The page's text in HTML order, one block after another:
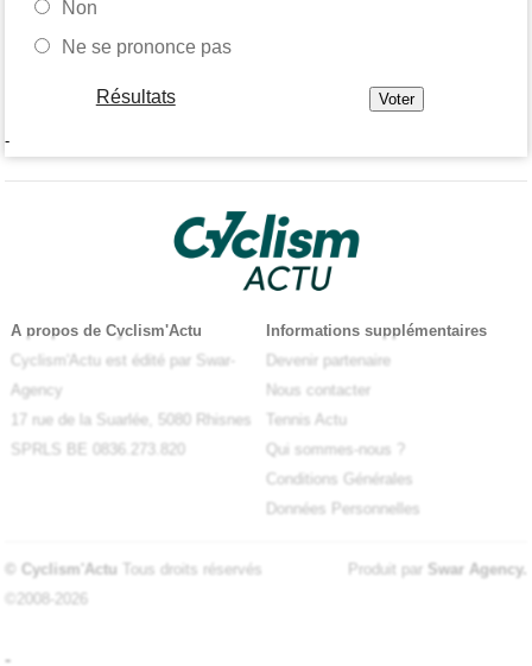
Non
Ne se prononce pas
Résultats
-
A propos de Cyclism'Actu
Cyclism'Actu est édité par Swar-
Agency
17 rue de la Suarlée, 5080 Rhisnes
SPRLS BE 0836.273.820
Informations supplémentaires
Devenir partenaire
Nous contacter
Tennis Actu
Qui sommes-nous ?
Conditions Générales
Données Personnelles
© Cyclism'Actu Tous droits réservés
©2008-2026
Produit par Swar Agency.
-